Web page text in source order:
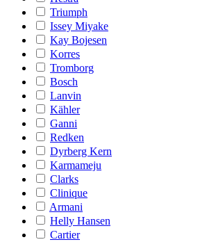
Triumph
Issey Miyake
Kay Bojesen
Korres
Tromborg
Bosch
Lanvin
Kähler
Ganni
Redken
Dyrberg Kern
Karmameju
Clarks
Clinique
Armani
Helly Hansen
Cartier